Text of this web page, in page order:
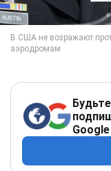
Google